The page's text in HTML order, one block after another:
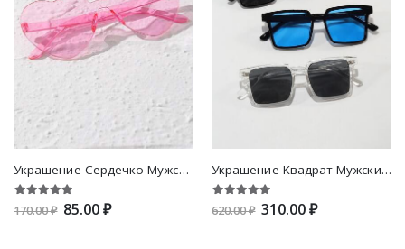
Украшение Сердечко Мужские солнечные очки
170.00 ₽ 85.00 ₽
Украшение Квадрат Мужские солнечные очки
620.00 ₽ 310.00 ₽